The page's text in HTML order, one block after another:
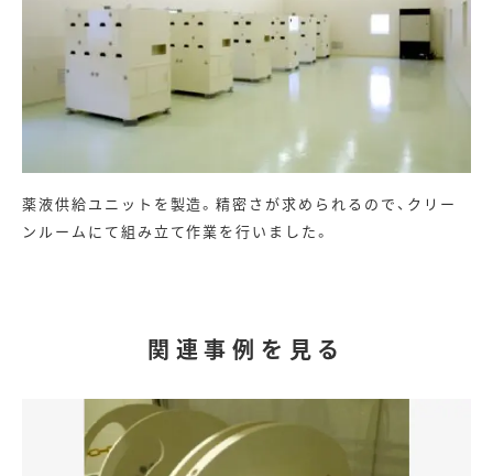
薬液供給ユニットを製造。精密さが求められるので、クリー
ンルームにて組み立て作業を行いました。
関連事例を見る